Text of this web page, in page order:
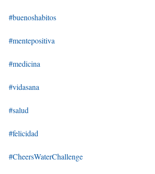
#buenoshabitos
#mentepositiva
#medicina
#vidasana
#salud
#felicidad
#CheersWaterChallenge